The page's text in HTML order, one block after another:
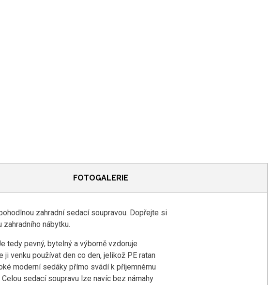
FOTOGALERIE
zahradní sedací soupravou. Dopřejte si
nábytku.
tedy pevný, bytelný a výborně vzdoruje
venku používat den co den, jelikož PE ratan
moderní sedáky přímo svádí k příjemnému
sedací soupravu lze navíc bez námahy